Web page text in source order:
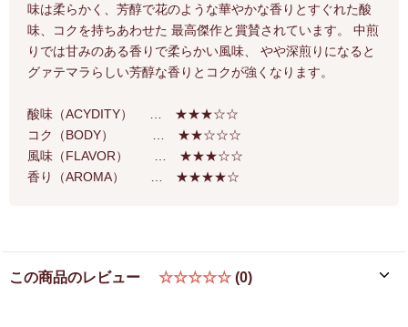
味は柔らかく、芳醇で花のような華やかな香りとすぐれた酸
味、コクを持ちあわせた 最高傑作と賞賛されています。 中煎
りでは甘みのある香りで柔らかい風味、 やや深煎りになると
グァテマラらしい芳醇な香りとコクが強くなります。
酸味（ACYDITY） … ★★★☆☆
コク（BODY） … ★★☆☆☆
風味（FLAVOR） … ★★★☆☆
香り（AROMA） … ★★★★☆
この商品のレビュー ☆☆☆☆☆ (0)